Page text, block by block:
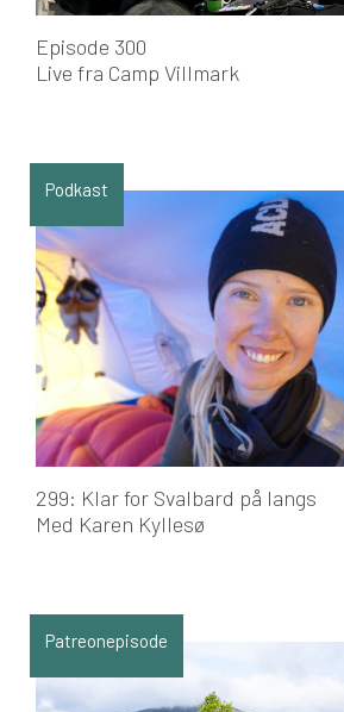
Episode 300
Live fra Camp Villmark
Podkast
299: Klar for Svalbard på langs
Med Karen Kyllesø
Patreonepisode